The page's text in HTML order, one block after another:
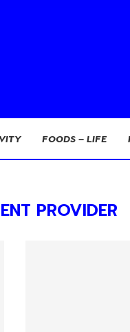
FOODS – LIFE
PROVIDER